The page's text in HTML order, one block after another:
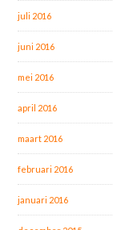
juli 2016
juni 2016
mei 2016
april 2016
maart 2016
februari 2016
januari 2016